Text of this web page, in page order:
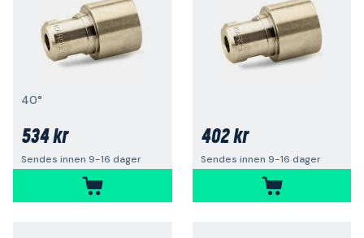
40°
534 kr
Sendes innen 9-16 dager
402 kr
Sendes innen 9-16 dager